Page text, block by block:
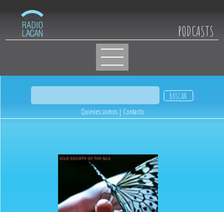
PODCASTS
Quienes somos| Contacto